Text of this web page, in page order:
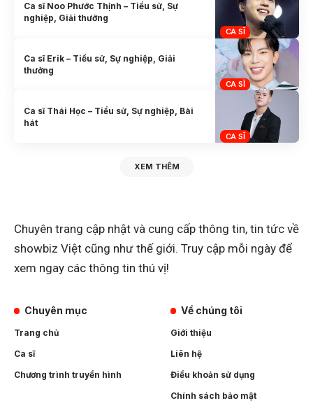
CA SĨ
Ca sĩ Noo Phước Thịnh – Tiểu sử, Sự
nghiệp, Giải thưởng
CA SĨ
Ca sĩ Erik – Tiểu sử, Sự nghiệp, Giải
thưởng
CA SĨ
Ca sĩ Thái Học – Tiểu sử, Sự nghiệp, Bài
hát
XEM THÊM
Chuyên trang cập nhật và cung cấp thông tin, tin tức về
showbiz Việt cũng như thế giới. Truy cập mỗi ngày để
xem ngay các thông tin thú vị!
Chuyên mục
Trang chủ
Ca sĩ
Chương trình truyền hình
Về chúng tôi
Giới thiệu
Liên hệ
Điều khoản sử dụng
Chính sách bảo mật